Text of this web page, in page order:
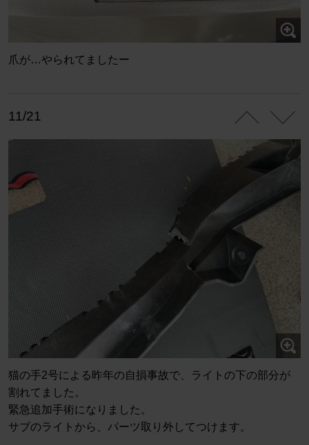
爪が…やられてましたー
11/21
猫の手2号による昨年の自損事故で、ライトの下の部分が
割れてました。
緊急追加手術になりました。
サブのライトから、パーツ取り外してつけます。